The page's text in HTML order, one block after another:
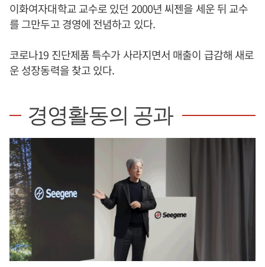
이화여자대학교 교수로 있던 2000년 씨젠을 세운 뒤 교수
를 그만두고 경영에 전념하고 있다.
코로나19 진단제품 특수가 사라지면서 매출이 급감해 새로
운 성장동력을 찾고 있다.
경영활동의 공과